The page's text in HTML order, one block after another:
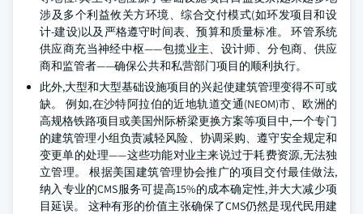
涉及多个利益攸关方环境、综合交付模式(如环发项目和设
计-建设)以及严格遵守时间表、预算和质量标准。 环管系统
供应商充当神经中枢——包揽业主、设计师、分包商、供应
商和监管者——确保公共和私营部门项目的顺利执行。
此外,大型和大型基础设施项目的兴起使建筑管理变得不可或
缺。 例如,在沙特阿拉伯的近地轨道交通(NEOM)市、欧洲的
高规格铁路项目或美国州际桥梁更换方案等项目中,一个专门
的建筑管理小组负责减轻风险、协调采购、遵守安全规定和
变更单的处理——这些功能对业主来说过于耗费资源,无法独
立管理。 根据美国建筑管理协会推广的项目交付最佳做法,
纳入专业的CMS服务可提高15%的成本确定性,并大大减少项
目延误。 这种有形的价值主张确保了CMS仍然是现代民用建